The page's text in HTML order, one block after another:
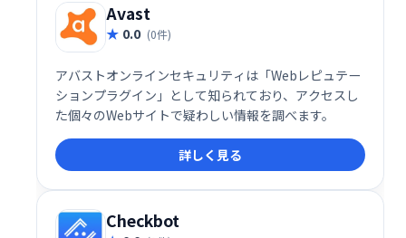
Avast
0.0 (0件)
アバストオンラインセキュリティは「Webレピュテー
ションプラグイン」として知られており、アクセスし
た個々のWebサイトで疑わしい情報を調べます。
詳しく見る
Checkbot